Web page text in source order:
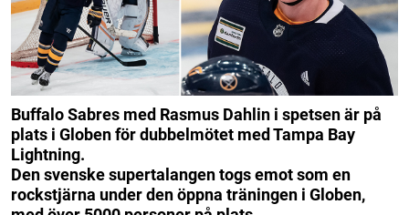
Buffalo Sabres med Rasmus Dahlin i spetsen är på
plats i Globen för dubbelmötet med Tampa Bay
Lightning.
Den svenske supertalangen togs emot som en
rockstjärna under den öppna träningen i Globen,